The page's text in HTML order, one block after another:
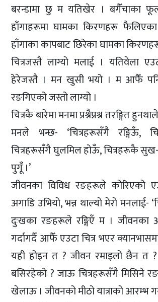
बरन्डामा छु म यतिखेर । बगैँचाका
हाँगाहरूमा घामका किरणहरू
हाँगाका कापबाट छिरेका घामका
चित्रजस्तै लाग्यो मलाई । यतिवेला
हेरेजस्तै । मन खुसी भयो । म आफैँ पनि
रङगिएको जस्तो लाग्यो ।
चित्रकै बारेमा मनमा प्रश्नैप्रश्न तरङ्गित
मनले भन्छ- ‘चित्रहरूसँगै रङ्गिऊँ,
चित्रहरूसँगै घुलमिल होऊँ, चित्रहरूकै
पुगूँ ।’
जीवनका विविध रङहरूले कोरिएको
अगाडि उभियो, भन्न थाल्यो मेरो मनलाई-
दुःखका रङहरूले रङ्गिएँ म । जीवनका
गर्दागर्दै आफैँ एउटा चित्र भएर
यही होइन त ? जीवन रमाइलो छैन त
बसिरहेको ? जाऊ चित्रहरूसँगै मिसिने
खेलाऊ । जीवनको मीठो यात्राको आरम्भ